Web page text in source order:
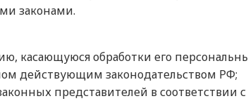
законами.
касающуюся обработки его
действующим законодательством РФ;
представителей в соответствии